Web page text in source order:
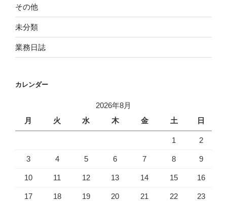
その他
未分類
業務日誌
カレンダー
2026年8月
月
火 水 木 金 土 日
1 2
3 4 5 6 7 8 9
10 11 12 13 14 15 16
17 18 19 20 21 22 23